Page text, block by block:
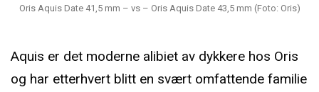
Oris Aquis Date 41,5 mm – vs – Oris Aquis Date 43,5 mm (Foto: Oris)
Aquis er det moderne alibiet av dykkere hos Oris
og har etterhvert blitt en svært omfattende familie